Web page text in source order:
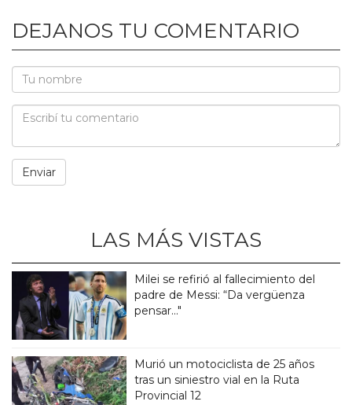
DEJANOS TU COMENTARIO
LAS MÁS VISTAS
Milei se refirió al fallecimiento del
padre de Messi: “Da vergüenza
pensar..."
Murió un motociclista de 25 años
tras un siniestro vial en la Ruta
Provincial 12